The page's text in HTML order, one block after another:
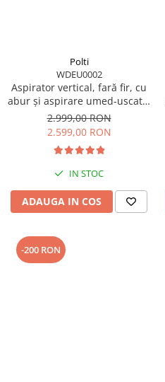
Polti
WDEU0002
Aspirator vertical, fară fir, cu
abur și aspirare umed-uscată,
450 W, aspirare 14 kPa, 0.6 l,
71 Db, 4,2 Kg, gri/negru, Polti
RollySteam WD40C
2.999,00 RON
2.599,00 RON
IN STOC
ADAUGA IN COS
-200 RON